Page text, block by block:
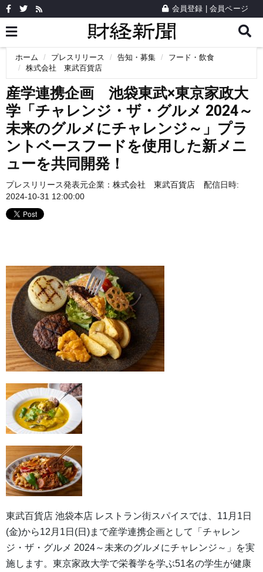
会員登録 会員ページ
ホーム プレスリリース 告知・募集
フード・飲食
株式会社 東武百貨店
産学連携企画 池袋東武×東京家政大
学「チャレンジ・ザ・グルメ 2024～
未来のグルメにチャレンジ～」プラ
ントベースフードを使用した新メニ
ューを共同開発！
プレスリリース発表元企業： 株式会社 東武百貨店
配信日時:
2024-10-31 12:00:00
東武百貨店 池袋本店 レストラン街スパイスでは、11月1日
(金)から12月1日(日)まで産学連携企画として「チャレン
ジ・ザ・グルメ 2024～未来のグルメにチャレンジ～」を実
施します。東京家政大学で栄養学を学ぶ51名の学生が健康